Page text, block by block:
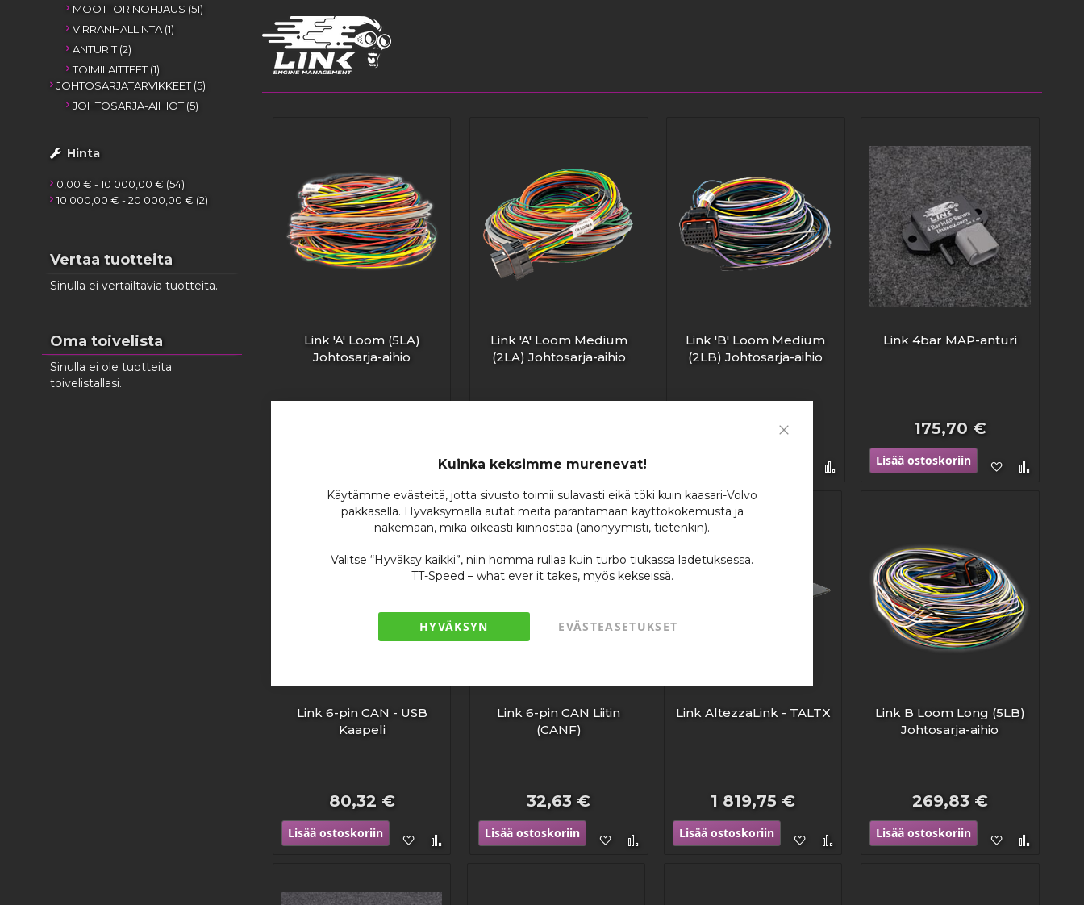
Kuinka keksimme murenevat!
Käytämme evästeitä, jotta sivusto toimii sulavasti eikä töki kuin kaasari-Volvo
pakkasella. Hyväksymällä autat meitä parantamaan käyttökokemusta ja
näkemään, mikä oikeasti kiinnostaa (anonyymisti, tietenkin).
Valitse “Hyväksy kaikki”, niin homma rullaa kuin turbo tiukassa ladetuksessa.
TT-Speed – what ever it takes, myös kekseissä.
HYVÄKSYN EVÄSTEASETUKSET
Link 'A' Loom (5LA)
Johtosarja-aihio
Lisää
toivelistaan
Lisää
vertailuun
Link 'A' Loom Medium
(2LA) Johtosarja-aihio
Lisää ostoskoriin
Lisää
toivelistaan
Lisää
vertailuun
Link 'B' Loom Medium
(2LB) Johtosarja-aihio
219,63 €
Lisää
Link 4bar MAP-anturi
175,70 €
Lisää ostoskoriin
Lisää
Link 6-pin CAN - USB
Kaapeli
80,32 €
Lisää ostoskoriin
Lisää
Link 6-pin CAN Liitin
(CANF)
32,63 €
Lisää ostoskoriin
Lisää
Link AltezzaLink - TALTX
1 819,75 €
Lisää ostoskoriin
Lisää
Link B Loom Long (5LB)
Johtosarja-aihio
269,83 €
Lisää ostoskoriin
Lisää
MOOTTORINOHJAUS 51tuotteet
VIRRANHALLINTA 1tuote
ANTURIT 2tuotteet
TOIMILAITTEET 1tuote
JOHTOSARJATARVIKKEET 5tuotteet
JOHTOSARJA-AIHIOT 5tuotteet
Hinta
0,00 € -10 000,00 € 54tuotteet
10 000,00 € -20 000,00 € 2tuotteet
Vertaa tuotteita
Sinulla ei vertailtavia tuotteita.
Oma toivelista
Sinulla ei ole tuotteita
toivelistallasi.